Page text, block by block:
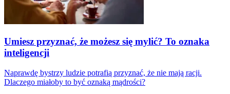
Umiesz przyznać, że możesz się mylić? To oznaka
inteligencji
Naprawdę bystrzy ludzie potrafią przyznać, że nie mają racji.
Dlaczego miałoby to być oznaką mądrości?